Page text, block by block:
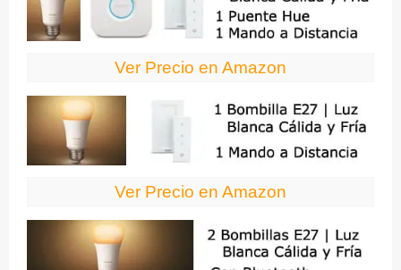
Ver Precio en Amazon
Ver Precio en Amazon